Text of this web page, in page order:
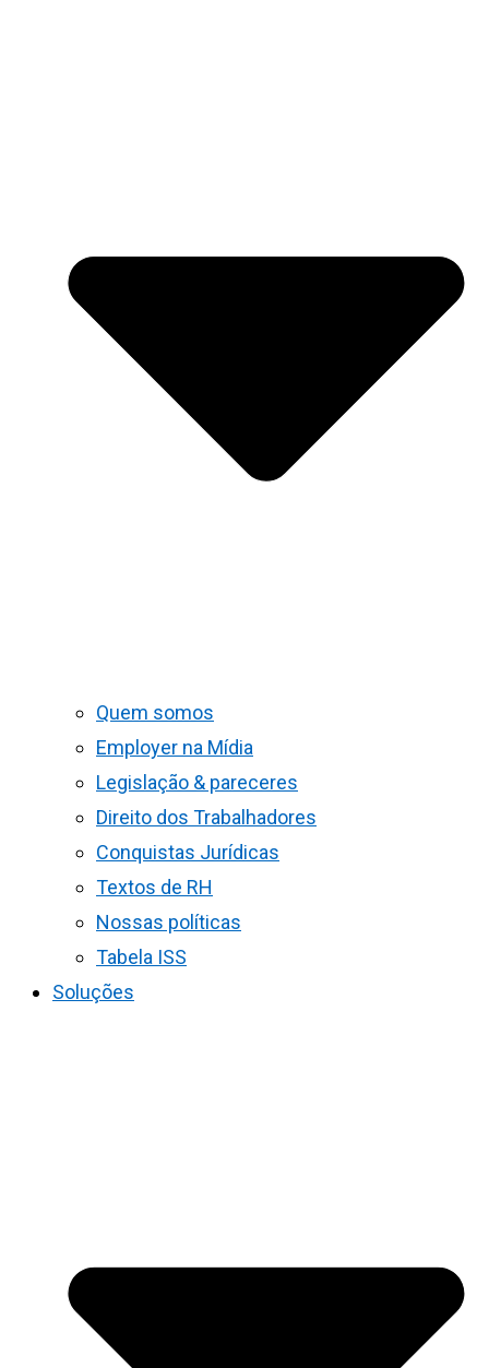
Quem somos
Employer na Mídia
Legislação & pareceres
Direito dos Trabalhadores
Conquistas Jurídicas
Textos de RH
Nossas políticas
Tabela ISS
Soluções